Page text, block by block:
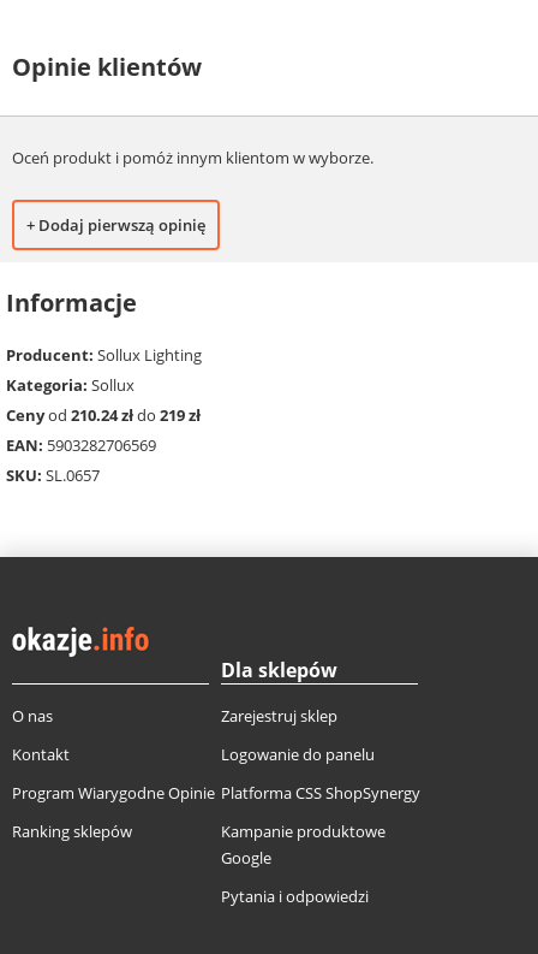
Opinie klientów
Oceń produkt i pomóż innym klientom w wyborze.
+ Dodaj pierwszą opinię
Informacje
Producent: Sollux Lighting
Kategoria: Sollux
Cenyod 210.24 złdo 219 zł
EAN: 5903282706569
SKU: SL.0657
O nas
Kontakt
Program Wiarygodne Opinie
Ranking sklepów
Dla sklepów
Zarejestruj sklep
Logowanie do panelu
Platforma CSS ShopSynergy
Kampanie produktowe
Google
Pytania i odpowiedzi